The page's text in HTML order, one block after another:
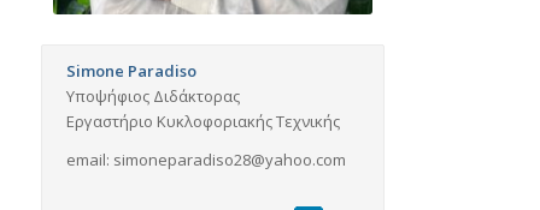
Simone Paradiso
Υποψήφιος Διδάκτορας
Εργαστήριο Κυκλοφοριακής Τεχνικής
email: simoneparadiso28@yahoo.com